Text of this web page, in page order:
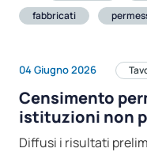
fabbricati
04 Giugno 2026
Censimento
istituzioni non
Diffusi i risultati